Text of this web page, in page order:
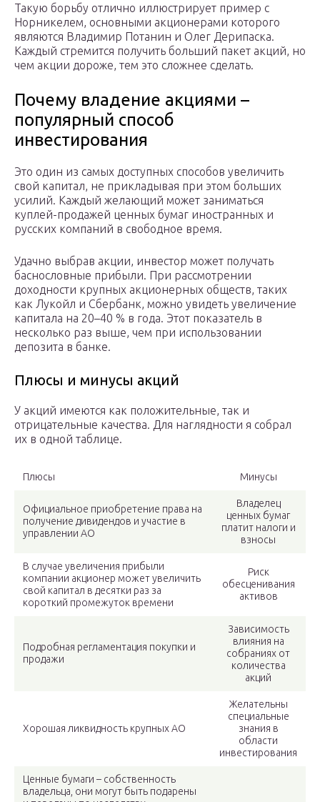
Такую борьбу отлично иллюстрирует пример с
Норникелем, основными акционерами которого
являются Владимир Потанин и Олег Дерипаска.
Каждый стремится получить больший пакет акций, но
чем акции дороже, тем это сложнее сделать.
Почему владение акциями –
популярный способ
инвестирования
Это один из самых доступных способов увеличить
свой капитал, не прикладывая при этом больших
усилий. Каждый желающий может заниматься
куплей-продажей ценных бумаг иностранных и
русских компаний в свободное время.
Удачно выбрав акции, инвестор может получать
баснословные прибыли. При рассмотрении
доходности крупных акционерных обществ, таких
как Лукойл и Сбербанк, можно увидеть увеличение
капитала на 20–40 % в года. Этот показатель в
несколько раз выше, чем при использовании
депозита в банке.
Плюсы и минусы акций
У акций имеются как положительные, так и
отрицательные качества. Для наглядности я собрал
их в одной таблице.
Плюсы Минусы
Официальное приобретение права на
получение дивидендов и участие в
управлении АО
Владелец
ценных бумаг
платит налоги и
взносы
В случае увеличения прибыли
компании акционер может увеличить
свой капитал в десятки раз за
короткий промежуток времени
Риск
обесценивания
активов
Подробная регламентация покупки и
продажи
Зависимость
влияния на
собраниях от
количества
акций
Хорошая ликвидность крупных АО
Желательны
специальные
знания в
области
инвестирования
Ценные бумаги – собственность
владельца, они могут быть подарены